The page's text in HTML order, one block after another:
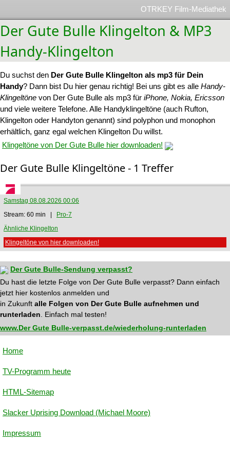
OTRKEY Film-Mediathek
Der Gute Bulle Klingelton & MP3
Handy-Klingelton
Du suchst den Der Gute Bulle Klingelton als mp3 für Dein
Handy? Dann bist Du hier genau richtig! Bei uns gibt es alle Handy-
Klingeltöne von Der Gute Bulle als mp3 für iPhone, Nokia, Ericsson
und viele weitere Telefone. Alle Handyklingeltöne (auch Rufton,
Klingelton oder Handyton genannt) sind polyphon und monophon
erhältlich, ganz egal welchen Klingelton Du willst.
Klingeltöne von Der Gute Bulle hier downloaden!
Der Gute Bulle Klingeltöne - 1 Treffer
Samstag 08.08.2026 00:06
Stream: 60 min |
Pro-7
Ähnliche Klingelton
Klingeltöne von hier downloaden!
Der Gute Bulle-Sendung verpasst?
Du hast die letzte Folge von Der Gute Bulle verpasst? Dann einfach
jetzt hier kostenlos anmelden und
in Zukunft alle Folgen von Der Gute Bulle aufnehmen und
runterladen . Einfach mal testen!
www.Der Gute Bulle-verpasst.de/wiederholung-runterladen
Home
TV-Programm heute
HTML-Sitemap
Slacker Uprising Download (Michael Moore)
Impressum